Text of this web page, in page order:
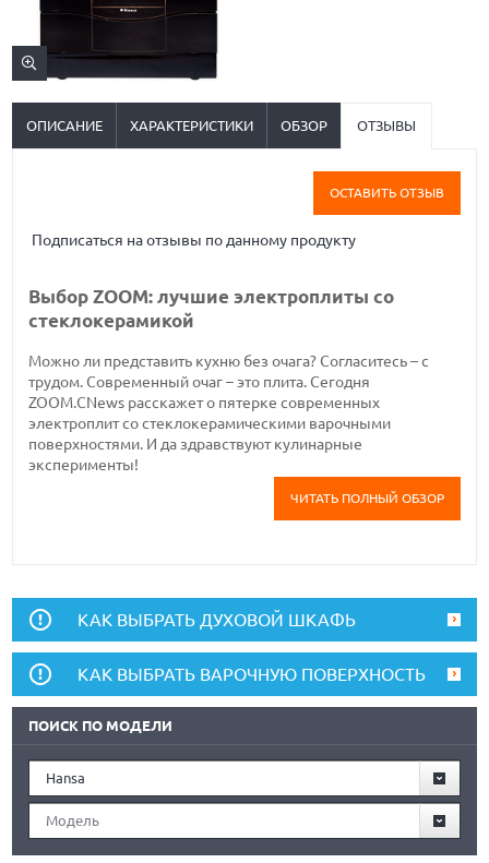
ОПИСАНИЕ ХАРАКТЕРИСТИКИ ОБЗОР ОТЗЫВЫ
ОСТАВИТЬ ОТЗЫВ
Подписаться на отзывы по данному продукту
Выбор ZOOM: лучшие электроплиты со
стеклокерамикой
Можно ли представить кухню без очага? Согласитесь – с
трудом. Современный очаг – это плита. Сегодня
ZOOM.CNews расскажет о пятерке современных
электроплит со стеклокерамическими варочными
поверхностями. И да здравствуют кулинарные
эксперименты!
ЧИТАТЬ ПОЛНЫЙ ОБЗОР
КАК ВЫБРАТЬ ДУХОВОЙ ШКАФЬ
КАК ВЫБРАТЬ ВАРОЧНУЮ ПОВЕРХНОСТЬ
ПОИСК ПО МОДЕЛИ
Hansa
Модель